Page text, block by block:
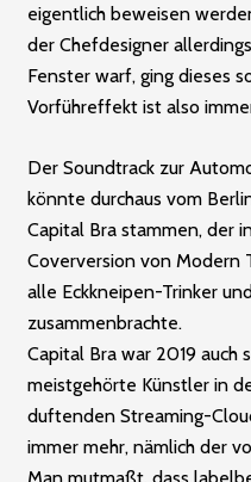
eigentlich beweisen
der Chefdesigner
Fenster warf, ging dieses
­Vorführeffekt ist also
Der Soundtrack zur
könnte durchaus vom
Capital Bra stammen, der
Coverversion von Modern
alle Eckkneipen-Trinker
zusammenbrachte.
Capital Bra war 2019 auch
meistgehörte Künstler in
duftenden Streaming-
immer mehr, nämlich der